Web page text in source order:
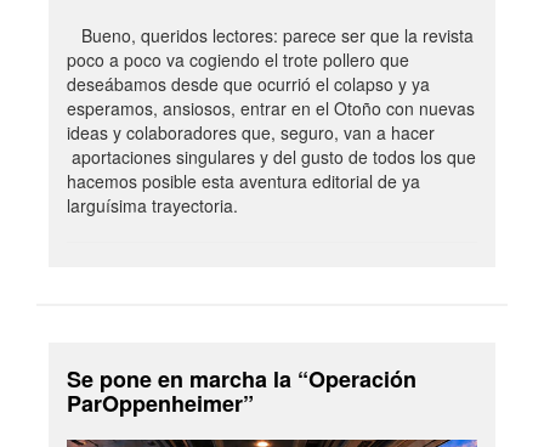
Bueno, queridos lectores: parece ser que la revista
poco a poco va cogiendo el trote pollero que
deseábamos desde que ocurrió el colapso y ya
esperamos, ansiosos, entrar en el Otoño con nuevas
ideas y colaboradores que, seguro, van a hacer
aportaciones singulares y del gusto de todos los que
hacemos posible esta aventura editorial de ya
larguísima trayectoria.
Se pone en marcha la “Operación
ParOppenheimer”